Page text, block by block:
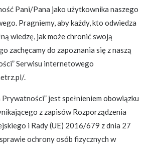
Pani/Pana jako użytkownika naszego
Pragniemy, aby każdy, kto odwiedza
wiedzę, jak może chronić swoją
zachęcamy do zapoznania się z naszą
Serwisu internetowego
.
jest spełnieniem obowiązku
z zapisów Rozporządzenia
i Rady (UE) 2016/679 z dnia 27
ochrony osób fizycznych w